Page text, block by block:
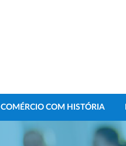
COMÉRCIO COM HISTÓRIA